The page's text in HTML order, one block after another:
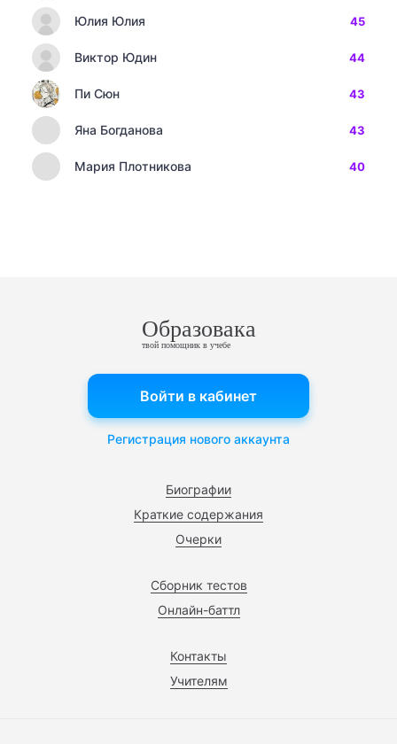
Юлия Юлия 45
Виктор Юдин 44
Пи Сюн 43
Яна Богданова 43
Мария Плотникова 40
Образовака
твой помощник в учебе
Биографии
Краткие содержания
Очерки
Сборник тестов
Онлайн-баттл
Контакты
Учителям
Войти в кабинет
Регистрация нового аккаунта